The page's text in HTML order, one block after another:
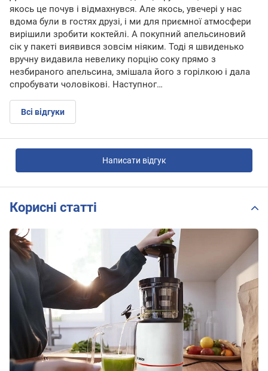
якось це почув і відмахнувся. Але якось, увечері у нас
вдома були в гостях друзі, і ми для приємної атмосфери
вирішили зробити коктейлі. А покупний апельсиновий
сік у пакеті виявився зовсім ніяким. Тоді я швиденько
вручну видавила невелику порцію соку прямо з
незбираного апельсина, змішала його з горілкою і дала
спробувати чоловікові. Наступног…
Всі відгуки
Написати відгук
Корисні статті